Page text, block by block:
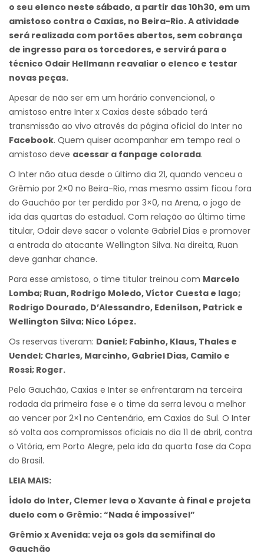
o seu elenco neste sábado, a partir das 10h30, em um
amistoso contra o Caxias, no Beira-Rio. A atividade
será realizada com portões abertos, sem cobrança
de ingresso para os torcedores, e servirá para o
técnico Odair Hellmann reavaliar o elenco e testar
novas peças.
Apesar de não ser em um horário convencional, o
amistoso entre Inter x Caxias deste sábado terá
transmissão ao vivo através da página oficial do Inter no
Facebook. Quem quiser acompanhar em tempo real o
amistoso deve acessar a fanpage colorada.
O Inter não atua desde o último dia 21, quando venceu o
Grêmio por 2×0 no Beira-Rio, mas mesmo assim ficou fora
do Gauchão por ter perdido por 3×0, na Arena, o jogo de
ida das quartas do estadual. Com relação ao último time
titular, Odair deve sacar o volante Gabriel Dias e promover
a entrada do atacante Wellington Silva. Na direita, Ruan
deve ganhar chance.
Para esse amistoso, o time titular treinou com Marcelo
Lomba; Ruan, Rodrigo Moledo, Víctor Cuesta e Iago;
Rodrigo Dourado, D’Alessandro, Edenílson, Patrick e
Wellington Silva; Nico López.
Os reservas tiveram: Daniel; Fabinho, Klaus, Thales e
Uendel; Charles, Marcinho, Gabriel Dias, Camilo e
Rossi; Roger.
Pelo Gauchão, Caxias e Inter se enfrentaram na terceira
rodada da primeira fase e o time da serra levou a melhor
ao vencer por 2×1 no Centenário, em Caxias do Sul. O Inter
só volta aos compromissos oficiais no dia 11 de abril, contra
o Vitória, em Porto Alegre, pela ida da quarta fase da Copa
do Brasil.
LEIA MAIS:
Ídolo do Inter, Clemer leva o Xavante à final e projeta
duelo com o Grêmio: “Nada é impossível”
Grêmio x Avenida: veja os gols da semifinal do
Gauchão